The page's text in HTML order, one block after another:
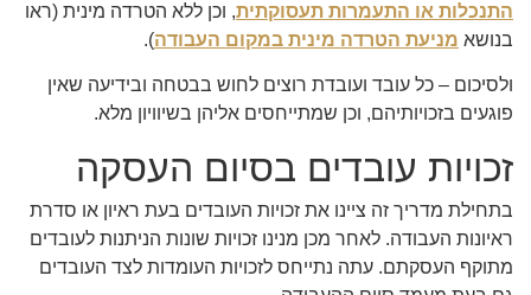
התנכלות או התעמרות תעסוקתית, וכן ללא הטרדה מינית (ראו
בנושא מניעת הטרדה מינית במקום העבודה).
ולסיכום – כל עובד ועובדת רוצים לחוש בבטחה ובידיעה שאין
פוגעים בזכויותיהם, וכן שמתייחסים אליהן בשיוויון מלא.
זכויות עובדים בסיום העסקה
בתחילת מדריך זה ציינו את זכויות העובדים בעת ראיון או סדרת
ראיונות העבודה. לאחר מכן מנינו זכויות שונות הניתנות לעובדים
מתוקף העסקתם. עתה נתייחס לזכויות העומדות לצד העובדים